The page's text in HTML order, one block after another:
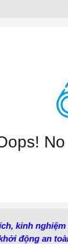
kinh
động an